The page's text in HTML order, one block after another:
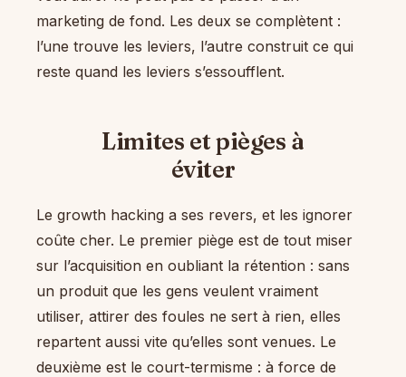
marketing de fond. Les deux se complètent :
l’une trouve les leviers, l’autre construit ce qui
reste quand les leviers s’essoufflent.
Limites et pièges à
éviter
Le growth hacking a ses revers, et les ignorer
coûte cher. Le premier piège est de tout miser
sur l’acquisition en oubliant la rétention : sans
un produit que les gens veulent vraiment
utiliser, attirer des foules ne sert à rien, elles
repartent aussi vite qu’elles sont venues. Le
deuxième est le court-termisme : à force de